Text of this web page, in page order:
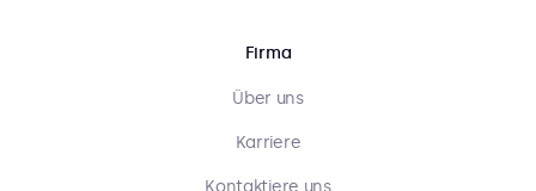
Firma
Über uns
Karriere